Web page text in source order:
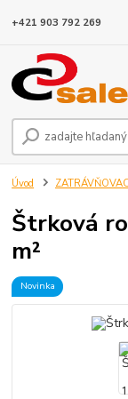
+421 903 792 269
Úvod
Štrková
m²
Novinka